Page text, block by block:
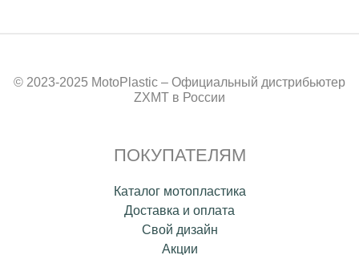
© 2023-2025 MotoPlastic – Официальный дистрибьютер
ZXMT в России
ПОКУПАТЕЛЯМ
Каталог мотопластика
Доставка и оплата
Свой дизайн
Акции